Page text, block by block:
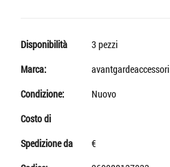
Disponibilità
3 pezzi
Marca:
avantgardeaccessori
Condizione:
Nuovo
Costo di
Spedizione da
€